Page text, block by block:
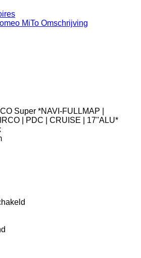
MiTo Omschrijving
Super *NAVI-FULLMAP |
| PDC | CRUISE | 17''ALU*